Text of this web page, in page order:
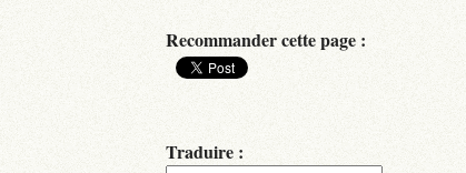
Recommander cette page :
Traduire :